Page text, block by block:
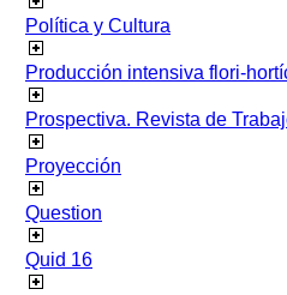
Política y Cultura
Producción intensiva flori-
Prospectiva. Revista de
Proyección
Question
Quid 16